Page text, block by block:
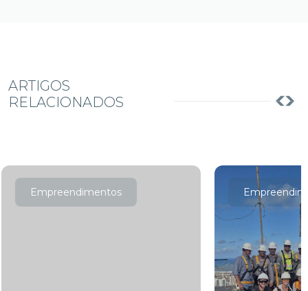
ARTIGOS
RELACIONADOS
Empreendimentos